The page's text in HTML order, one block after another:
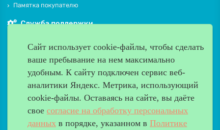
Памятка покупателю
Служба поддержки
Производители
Дополнительно
Наш адрес
Работаем с 9:00 до 20:00
8 (499) 685-33-26
Сайт использует cookie-файлы, чтобы сделать
ваше пребывание на нем максимально
удобным. К cайту подключен сервис веб-
аналитики Яндекс. Метрика, использующий
cookie-файлы. Оставаясь на сайте, вы даёте
свое согласие на обработку персональных
данных в порядке, указанном в Политике